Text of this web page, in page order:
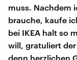
muss. Nachdem
brauche, kaufe
bei IKEA halt so
will, gratuliert
denn herzlichen